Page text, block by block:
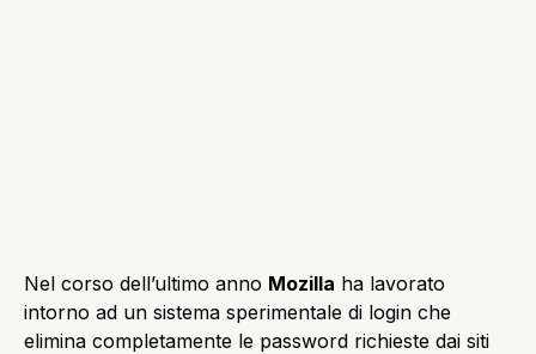
Nel corso dell’ultimo anno Mozilla ha lavorato
intorno ad un sistema sperimentale di login che
elimina completamente le password richieste dai siti